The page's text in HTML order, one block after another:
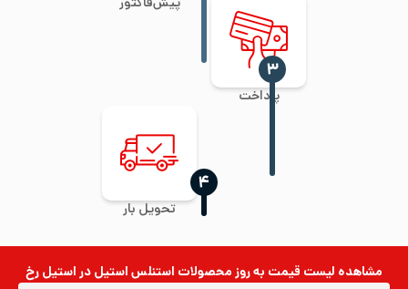
پیش‌فاکتور
پرداخت
‍۳
تحویل بار
‍۴
مشاهده لیست قیمت به روزمحصولات استنلس استیلدر استیل رخ